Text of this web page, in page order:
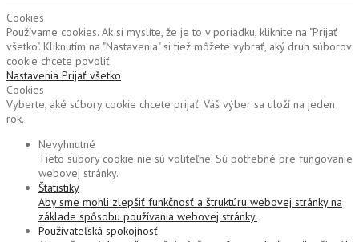
Cookies
Používame cookies. Ak si myslíte, že je to v poriadku, kliknite na "Prijať
všetko". Kliknutím na "Nastavenia" si tiež môžete vybrať, aký druh súborov
cookie chcete povoliť.
Nastavenia Prijať všetko
Cookies
Vyberte, aké súbory cookie chcete prijať. Váš výber sa uloží na jeden
rok.
Nevyhnutné
Tieto súbory cookie nie sú voliteľné. Sú potrebné pre fungovanie
webovej stránky.
Štatistiky
Aby sme mohli zlepšiť funkčnosť a štruktúru webovej stránky na
základe spôsobu používania webovej stránky.
Používateľská spokojnosť